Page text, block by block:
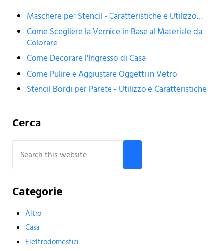
Maschere per Stencil - Caratteristiche e Utilizzo…
Come Scegliere la Vernice in Base al Materiale da
Colorare
Come Decorare l'Ingresso di Casa
Come Pulire e Aggiustare Oggetti in Vetro
Stencil Bordi per Parete - Utilizzo e Caratteristiche
Sidebar
Cerca
Categorie
Altro
Casa
Elettrodomestici